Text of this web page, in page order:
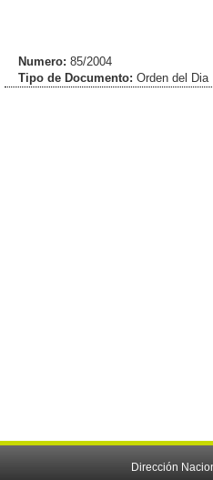
Numero: 85/2004
Tipo de Documento: Orden del Dia
Dirección